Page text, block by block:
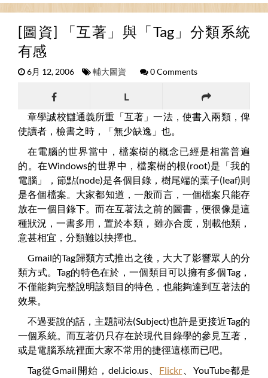
[圖資] 「互著」與「Tag」分類系統
有感
6月 12, 2006 輔大圖資 0 Comments
L
章學誠校讎通義所重「互著」一法，使書入兩類，俾
使讀者，檢書之時，「無少缺逸」也。
在電腦的世界當中，檔案樹的概念已經是相當普遍
的。在Windows的世界中，檔案樹的根(root)是「我的
電腦」，節點(node)是各個目錄，樹尾端的葉子(leaf)則
是各個檔案。大家都知道，一般而言，一個檔案只能存
放在一個目錄下。而在互著法之前的圖書，便很像是這
種狀況，一書多用，置於本類， 雖亦合度，別載他類，
意甚相宜，分類難以抉擇也。
Gmail的Tag歸類方式推出之後，大大了影響眾人的分
類方式。Tag的特色在於，一個類目可以擁有多個Tag，
不僅能夠完整說明該類目的特色，也能夠達到互著法的
效果。
不過要說的話，主題詞法(Subject)也許是更接近Tag的
一個系統。而互著仍只存在於現代目錄學的參見互著，
或是電腦系統裡面大家不常用的捷徑這樣而已吧。
Tag從Gmail開始，del.icio.us、 Flickr 、YouTube都是